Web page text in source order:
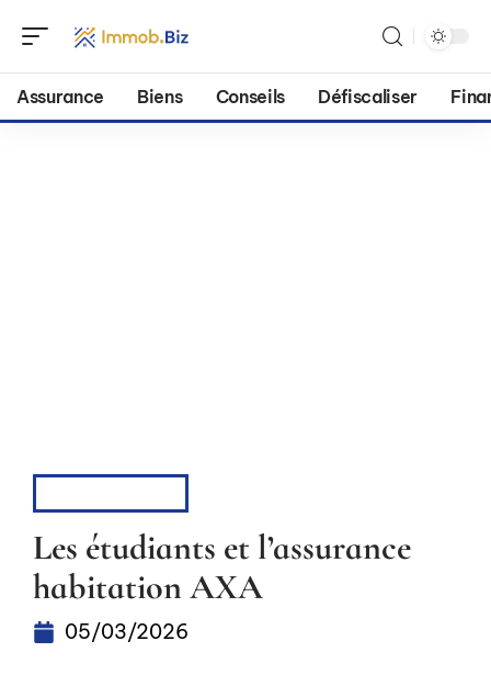
Assurance Biens Conseils Défiscaliser
Les étudiants et l’assurance
habitation AXA
05/03/2026